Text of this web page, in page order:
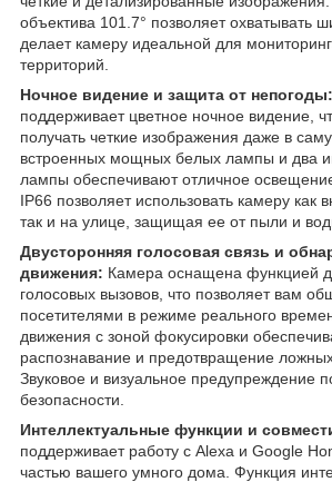
объектива 101.7° позволяет охватывать
делает камеру идеальной для
территорий.
Ночное видение и защита от непогоды:
поддерживает цветное ночное видение,
получать четкие изображения даже в
встроенных мощных белых лампы и два
лампы обеспечивают отличное
IP66 позволяет использовать камеру как
так и на улице, защищая ее от пыли и
Двусторонняя голосовая связь и
движения: Камера оснащена функцией
голосовых вызовов, что позволяет вам
посетителями в режиме реального
движения с зоной фокусировки
распознавание и предотвращение
Звуковое и визуальное предупреждение
безопасности.
Интеллектуальные функции и
поддерживает работу с Alexa и Google
частью вашего умного дома. Функция